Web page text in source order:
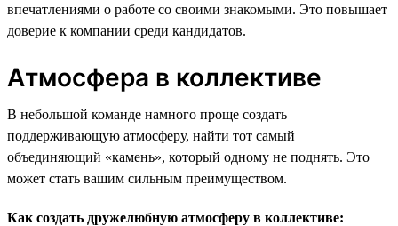
впечатлениями о работе со своими знакомыми. Это повышает
доверие к компании среди кандидатов.
Атмосфера в коллективе
В небольшой команде намного проще создать
поддерживающую атмосферу, найти тот самый
объединяющий «камень», который одному не поднять. Это
может стать вашим сильным преимуществом.
Как создать дружелюбную атмосферу в коллективе: